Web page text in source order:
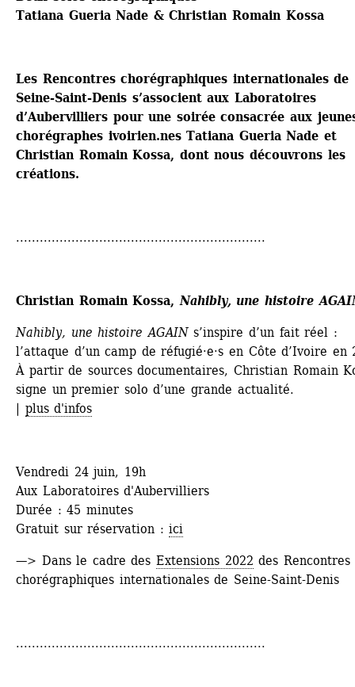
Tatiana Gueria Nade & Christian Romain Kossa
Les Rencontres chorégraphiques internationales de
Seine-Saint-Denis s’associent aux Laboratoires
d’Aubervilliers pour une soirée consacrée aux
chorégraphes ivoirien.nes Tatiana Gueria Nade et
Christian Romain Kossa, dont nous découvrons les
créations.
...............................................................
Christian Romain Kossa, Nahibly, une histoire
Nahibly, une histoire AGAINs’inspire d’un fait réel :
l’attaque d’un camp de réfugié·e·s en Côte d’Ivoire en
À partir de sources documentaires, Christian Romain
signe un premier solo d’une grande actualité.
plus d'infos
Vendredi 24 juin, 19h
Aux Laboratoires d'Aubervilliers
Durée : 45 minutes
Gratuit sur réservation : ici
—> Dans le cadre des Extensions 2022 des Rencontres
chorégraphiques internationales de Seine-Saint-Denis
...............................................................